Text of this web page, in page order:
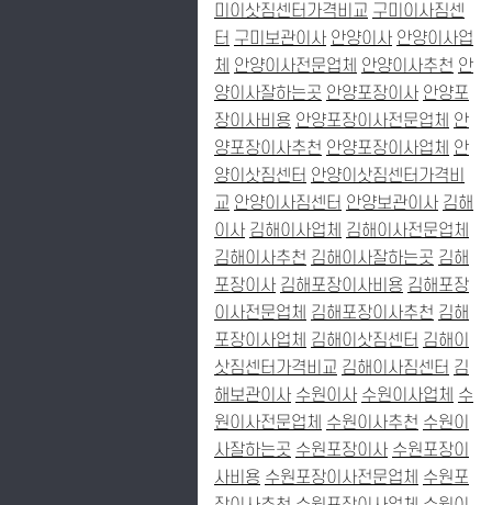
미이삿짐센터가격비교 구미이사짐센
터 구미보관이사 안양이사 안양이사업
체 안양이사전문업체 안양이사추천 안
양이사잘하는곳 안양포장이사 안양포
장이사비용 안양포장이사전문업체 안
양포장이사추천 안양포장이사업체 안
양이삿짐센터 안양이삿짐센터가격비
교 안양이사짐센터 안양보관이사 김해
이사 김해이사업체 김해이사전문업체
김해이사추천 김해이사잘하는곳 김해
포장이사 김해포장이사비용 김해포장
이사전문업체 김해포장이사추천 김해
포장이사업체 김해이삿짐센터 김해이
삿짐센터가격비교 김해이사짐센터 김
해보관이사 수원이사 수원이사업체 수
원이사전문업체 수원이사추천 수원이
사잘하는곳 수원포장이사 수원포장이
사비용 수원포장이사전문업체 수원포